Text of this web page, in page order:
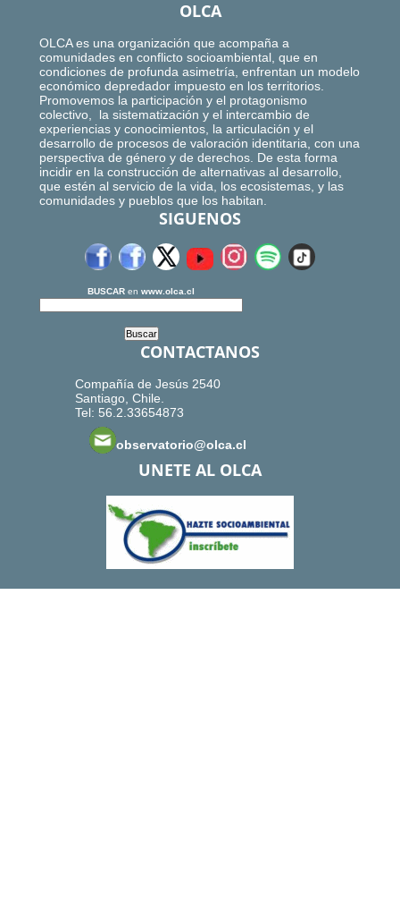
OLCA
OLCA es una organización que acompaña a
comunidades en conflicto socioambiental, que en
condiciones de profunda asimetría, enfrentan un modelo
económico depredador impuesto en los territorios.
Promovemos la participación y el protagonismo
colectivo, la sistematización y el intercambio de
experiencias y conocimientos, la articulación y el
desarrollo de procesos de valoración identitaria, con una
perspectiva de género y de derechos. De esta forma
incidir en la construcción de alternativas al desarrollo,
que estén al servicio de la vida, los ecosistemas, y las
comunidades y pueblos que los habitan.
SIGUENOS
BUSCAR en www.olca.cl
CONTACTANOS
Compañía de Jesús 2540
Santiago, Chile.
Tel: 56.2.33654873
observatorio@olca.cl
UNETE AL OLCA